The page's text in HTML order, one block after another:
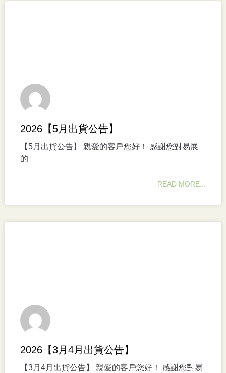
2026【5月出貨公告】
【5月出貨公告】 親愛的客戶您好！ 感謝您對易展
的
READ MORE...
2026【3月4月出貨公告】
【3月4月出貨公告】 親愛的客戶您好！ 感謝您對易